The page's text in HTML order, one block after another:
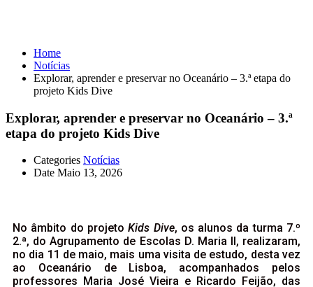
Home
Notícias
Explorar, aprender e preservar no Oceanário – 3.ª etapa do
projeto Kids Dive
Explorar, aprender e preservar no Oceanário – 3.ª
etapa do projeto Kids Dive
Categories Notícias
Date Maio 13, 2026
No âmbito do projetoKids Dive, os alunos da turma 7.º
2.ª, do Agrupamento de Escolas D. Maria II, realizaram,
no dia 11 de maio, mais uma visita de estudo, desta vez
ao Oceanário de Lisboa, acompanhados pelos
professores Maria José Vieira e Ricardo Feijão, das